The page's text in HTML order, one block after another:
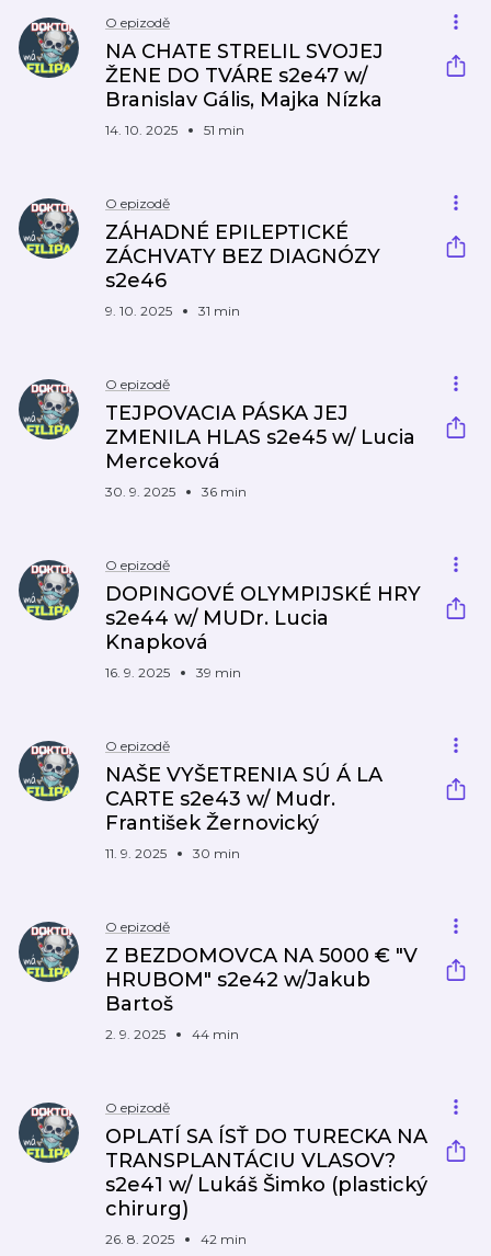
O epizodě
NA CHATE STRELIL SVOJEJ
ŽENE DO TVÁRE s2e47 w/
Branislav Gális, Majka Nízka
14. 10. 2025 51 min
O epizodě
ZÁHADNÉ EPILEPTICKÉ
ZÁCHVATY BEZ DIAGNÓZY
s2e46
9. 10. 2025 31 min
O epizodě
TEJPOVACIA PÁSKA JEJ
ZMENILA HLAS s2e45 w/ Lucia
Merceková
30. 9. 2025 36 min
O epizodě
DOPINGOVÉ OLYMPIJSKÉ HRY
s2e44 w/ MUDr. Lucia
Knapková
16. 9. 2025 39 min
O epizodě
NAŠE VYŠETRENIA SÚ Á LA
CARTE s2e43 w/ Mudr.
František Žernovický
11. 9. 2025 30 min
O epizodě
Z BEZDOMOVCA NA 5000 € "V
HRUBOM" s2e42 w/Jakub
Bartoš
2. 9. 2025 44 min
O epizodě
OPLATÍ SA ÍSŤ DO TURECKA NA
TRANSPLANTÁCIU VLASOV?
s2e41 w/ Lukáš Šimko (plastický
chirurg)
26. 8. 2025 42 min